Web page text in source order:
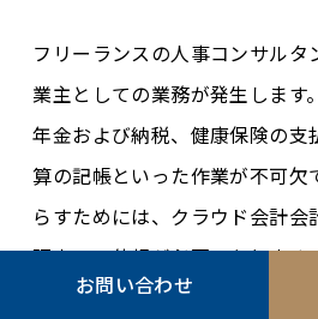
お問い合わせ
フリーランスの人事コンサルタ
業主としての業務が発生します
年金および納税、健康保険の支
算の記帳といった作業が不可欠
らすためには、クラウド会計会
理士への依頼が必要になります
は福利厚生がなく、健康診断の